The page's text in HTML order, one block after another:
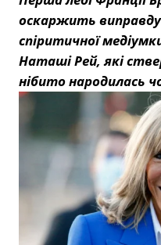
оскаржить
спіритичної
Наташі Рей, які
нібито народилась